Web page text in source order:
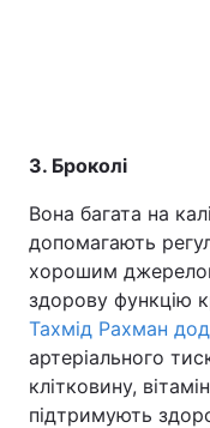
3. Броколі
Вона багата на
допомагають
хорошим
здорову функцію
Тахмід Рахман
артеріального
клітковину,
підтримують